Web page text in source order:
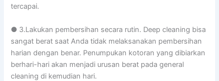
tercapai.
● 3.Lakukan pembersihan secara rutin. Deep cleaning bisa
sangat berat saat Anda tidak melaksanakan pembersihan
harian dengan benar. Penumpukan kotoran yang dibiarkan
berhari-hari akan menjadi urusan berat pada general
cleaning di kemudian hari.